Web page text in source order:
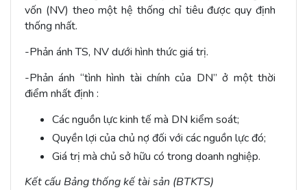
vốn (NV) theo một hệ thống chỉ tiêu được quy định
thống nhất.
-Phản ánh TS, NV dưới hình thức giá trị.
-Phản ánh “tình hình tài chính của DN” ở một thời
điểm nhất định :
Các nguồn lực kinh tế mà DN kiểm soát;
Quyền lợi của chủ nợ đối với các nguồn lực đó;
Giá trị mà chủ sở hữu có trong doanh nghiệp.
Kết cấu Bảng thống kế tài sản (BTKTS)